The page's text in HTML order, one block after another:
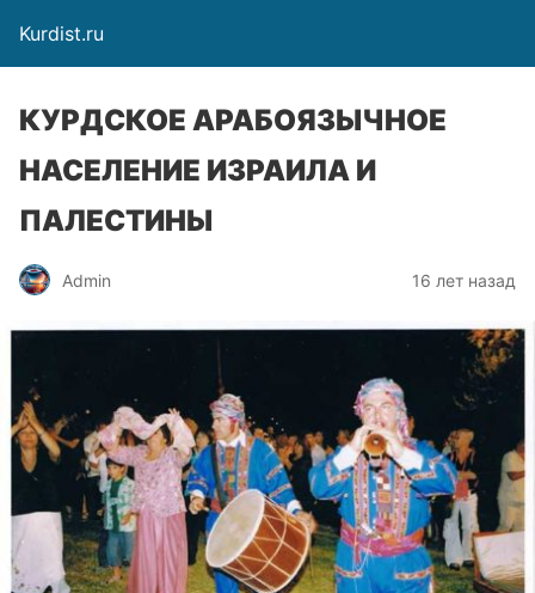
Kurdist.ru
КУРДСКОЕ АРАБОЯЗЫЧНОЕ
НАСЕЛЕНИЕ ИЗРАИЛА И
ПАЛЕСТИНЫ
Admin 16 лет назад